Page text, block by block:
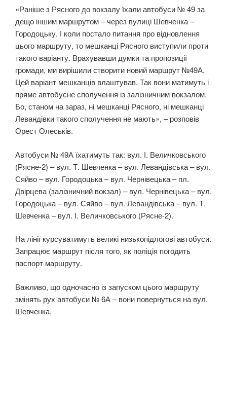
«Раніше з Рясного до вокзалу їхали автобуси № 49 за
дещо іншим маршрутом – через вулиці Шевченка –
Городоцьку. І коли постало питання про відновлення
цього маршруту, то мешканці Рясного виступили проти
такого варіанту. Врахувавши думки та пропозиції
громади, ми вирішили створити новий маршрут №49А.
Цей варіант мешканців влаштував. Так вони матимуть і
пряме автобусне сполучення із залізничним вокзалом.
Бо, станом на зараз, ні мешканці Рясного, ні мешканці
Левандівки такого сполучення не мають», – розповів
Орест Олеськів.
Автобуси № 49А їхатимуть так: вул. І. Величковського
(Рясне-2) – вул. Т. Шевченка – вул. Левандівська – вул.
Сяйво – вул. Городоцька – вул. Чернівецька – пл.
Двірцева (залізничний вокзал) – вул. Чернівецька – вул.
Городоцька – вул. Сяйво – вул. Левандівська – вул. Т.
Шевченка – вул. І. Величковського (Рясне-2).
На лінії курсуватимуть великі низькопідлогові автобуси.
Запрацює маршрут після того, як поліція погодить
паспорт маршруту.
Важливо, що одночасно із запуском цього маршруту
змінять рух автобуси № 6А – вони повернуться на вул.
Шевченка.